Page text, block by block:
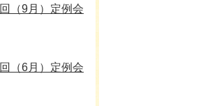
（9月）定例会
（6月）定例会